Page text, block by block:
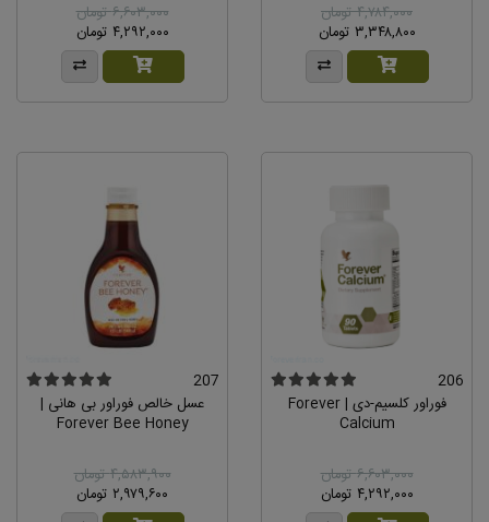
۴,۷۸۴,۰۰۰ تومان
۳,۳۴۸,۸۰۰ تومان
۶,۶۰۳,۰۰۰ تومان
۴,۲۹۲,۰۰۰ تومان
206
فوراور کلسیم-دی | Forever
Calcium
۶,۶۰۳,۰۰۰ تومان
۴,۲۹۲,۰۰۰ تومان
207
عسل خالص فوراور بی هانی |
Forever Bee Honey
۴,۵۸۳,۹۰۰ تومان
۲,۹۷۹,۶۰۰ تومان